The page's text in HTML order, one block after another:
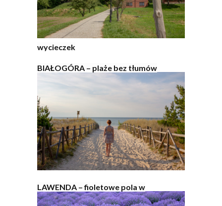
wycieczek
BIAŁOGÓRA – plaże bez tłumów
LAWENDA – fioletowe pola w